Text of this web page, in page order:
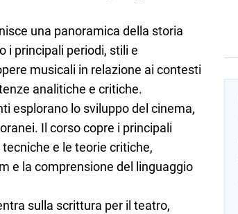
una panoramica della storia
i principali periodi, stili e
musicali in relazione ai contesti
analitiche e critiche.
esplorano lo sviluppo del cinema,
Il corso copre i principali
e le teorie critiche,
e la comprensione del linguaggio
sulla scrittura per il teatro,